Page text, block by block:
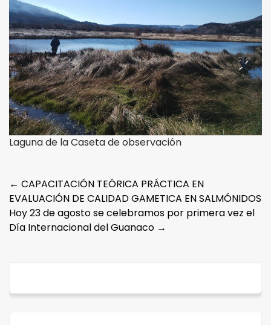
Laguna de la Caseta de observación
Post
navigation
← CAPACITACIÓN TEÓRICA PRÁCTICA EN
EVALUACIÓN DE CALIDAD GAMETICA EN SALMÓNIDOS
Hoy 23 de agosto se celebramos por primera vez el
Día Internacional del Guanaco →